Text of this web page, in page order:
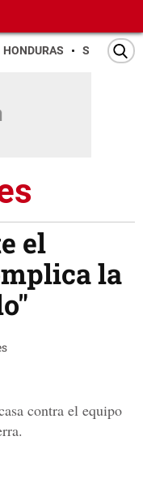
HONDURAS SAN PEDRO
el
la
contra el equipo